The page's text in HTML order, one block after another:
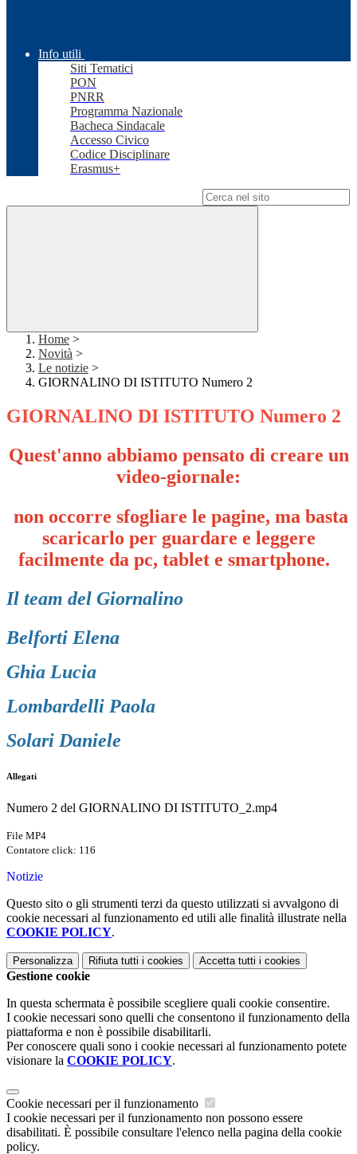
Info utili
Siti Tematici
PON
PNRR
Programma Nazionale
Bacheca Sindacale
Accesso Civico
Codice Disciplinare
Erasmus+
Home >
Novità >
Le notizie >
GIORNALINO DI ISTITUTO Numero 2
GIORNALINO DI ISTITUTO Numero 2
Quest'anno abbiamo pensato di creare un
video-giornale:
non occorre sfogliare le pagine, ma basta
scaricarlo per guardare e leggere
facilmente da pc, tablet e smartphone.
Il team del Giornalino
Belforti Elena
Ghia Lucia
Lombardelli Paola
Solari Daniele
Allegati
Numero 2 del GIORNALINO DI ISTITUTO_2.mp4
File MP4
Contatore click: 116
Notizie
Questo sito o gli strumenti terzi da questo utilizzati si avvalgono di
cookie necessari al funzionamento ed utili alle finalità illustrate nella
COOKIE POLICY.
Personalizza Rifiuta tutti i cookies Accetta tutti i cookies
Gestione cookie
In questa schermata è possibile scegliere quali cookie consentire.
I cookie necessari sono quelli che consentono il funzionamento della
piattaforma e non è possibile disabilitarli.
Per conoscere quali sono i cookie necessari al funzionamento potete
visionare la COOKIE POLICY.
Cookie necessari per il funzionamento
I cookie necessari per il funzionamento non possono essere
disabilitati. È possibile consultare l'elenco nella pagina della cookie
policy.